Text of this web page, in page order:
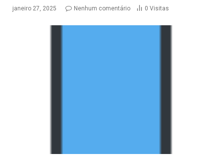
janeiro 27, 2025 Nenhum comentário 0 Visitas